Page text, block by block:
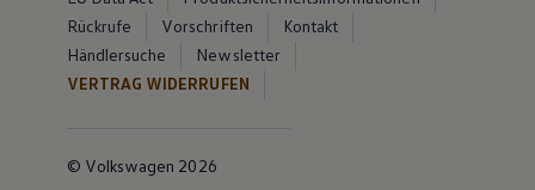
Rückrufe
Vorschriften
Kontakt
Händlersuche
Newsletter
VERTRAG WIDERRUFEN
© Volkswagen 2026